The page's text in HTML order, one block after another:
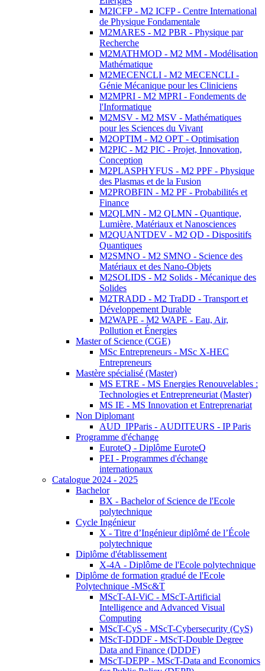
M2ICFP - M2 ICFP - Centre International
de Physique Fondamentale
M2MARES - M2 PBR - Physique par
Recherche
M2MATHMOD - M2 MM - Modélisation
Mathématique
M2MECENCLI - M2 MECENCLI -
Génie Mécanique pour les Cliniciens
M2MPRI - M2 MPRI - Fondements de
l'Informatique
M2MSV - M2 MSV - Mathématiques
pour les Sciences du Vivant
M2OPTIM - M2 OPT - Optimisation
M2PIC - M2 PIC - Projet, Innovation,
Conception
M2PLASPHYFUS - M2 PPF - Physique
des Plasmas et de la Fusion
M2PROBFIN - M2 PF - Probabilités et
Finance
M2QLMN - M2 QLMN - Quantique,
Lumière, Matériaux et Nanosciences
M2QUANTDEV - M2 QD - Dispositifs
Quantiques
M2SMNO - M2 SMNO - Science des
Matériaux et des Nano-Objets
M2SOLIDS - M2 Solids - Mécanique des
Solides
M2TRADD - M2 TraDD - Transport et
Développement Durable
M2WAPE - M2 WAPE - Eau, Air,
Pollution et Énergies
Master of Science (CGE)
MSc Entrepreneurs - MSc X-HEC
Entrepreneurs
Mastère spécialisé (Master)
MS ETRE - MS Energies Renouvelables :
Technologies et Entrepreneuriat (Master)
MS IE - MS Innovation et Entreprenariat
Non Diplomant
AUD_IPParis - AUDITEURS - IP Paris
Programme d'échange
EuroteQ - Diplôme EuroteQ
PEI - Programmes d'échange
internationaux
Catalogue 2024 - 2025
Bachelor
BX - Bachelor of Science de l'Ecole
polytechnique
Cycle Ingénieur
X - Titre d’Ingénieur diplômé de l’École
polytechnique
Diplôme d'établissement
X-4A - Diplôme de l'Ecole polytechnique
Diplôme de formation gradué de l'Ecole
Polytechnique -MSc&T
MScT-AI-ViC - MScT-Artificial
Intelligence and Advanced Visual
Computing
MScT-CyS - MScT-Cybersecurity (CyS)
MScT-DDDF - MScT-Double Degree
Data and Finance (DDDF)
MScT-DEPP - MScT-Data and Economics